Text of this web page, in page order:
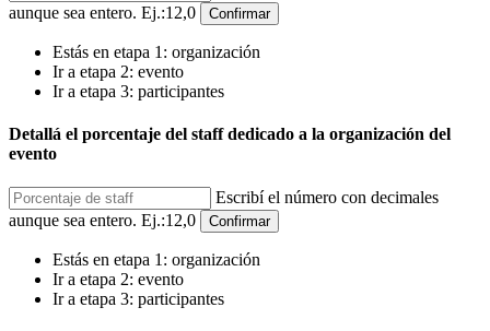
aunque sea entero. Ej.:12,0
Confirmar
Estás en etapa 1: organización
Ir a etapa 2: evento
Ir a etapa 3: participantes
Detallá el porcentaje del staff dedicado a la organización del
evento
Escribí el número con decimales
aunque sea entero. Ej.:12,0
Confirmar
Estás en etapa 1: organización
Ir a etapa 2: evento
Ir a etapa 3: participantes